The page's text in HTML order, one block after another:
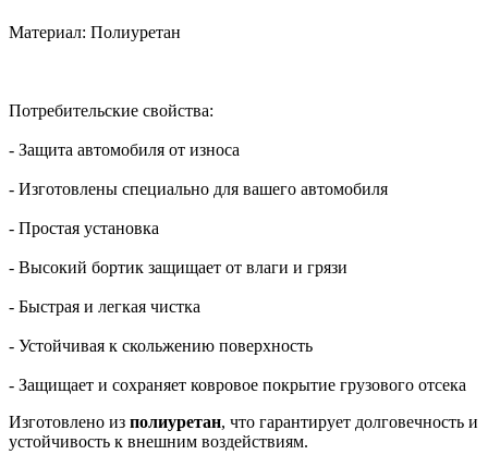
Материал: Полиуретан
Потребительские свойства:
- Защита автомобиля от износа
- Изготовлены специально для вашего автомобиля
- Простая установка
- Высокий бортик защищает от влаги и грязи
- Быстрая и легкая чистка
- Устойчивая к скольжению поверхность
- Защищает и сохраняет ковровое покрытие грузового отсека
Изготовлено из полиуретан, что гарантирует долговечность и
устойчивость к внешним воздействиям.